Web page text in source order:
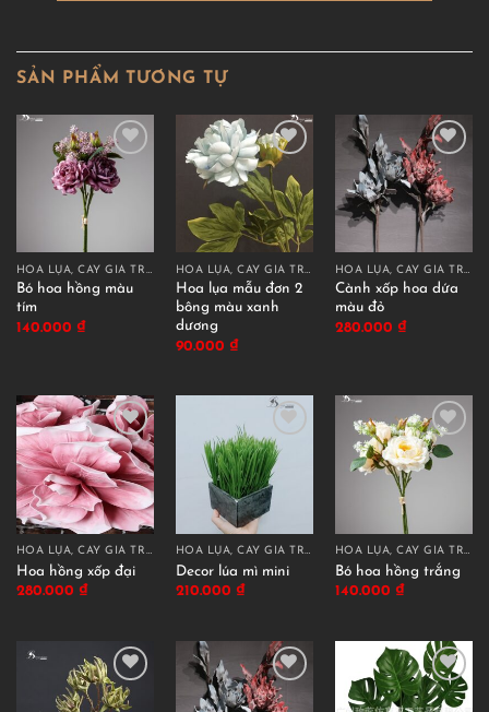
SẢN PHẨM TƯƠNG TỰ
HOA LỤA, CÂY GIẢ TRANG TRÍ CAO CẤP
Bó hoa hồng màu
tím
140.000 ₫
HOA LỤA, CÂY GIẢ TRANG TRÍ CAO CẤP
Hoa lụa mẫu đơn 2
bông màu xanh
dương
90.000 ₫
HOA LỤA, CÂY GIẢ TRANG TRÍ CAO CẤP
Cành xốp hoa dứa
màu đỏ
280.000 ₫
HOA LỤA, CÂY GIẢ TRANG TRÍ CAO CẤP
Hoa hồng xốp đại
280.000 ₫
HOA LỤA, CÂY GIẢ TRANG TRÍ CAO CẤP
Decor lúa mì mini
210.000 ₫
HOA LỤA, CÂY GIẢ TRANG TRÍ CAO CẤP
Bó hoa hồng trắng
140.000 ₫